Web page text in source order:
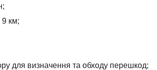
9 км;
для визначення та обходу перешкод;